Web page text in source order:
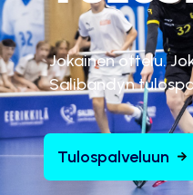
Jokainen ottelu.
Salibandyn
Tulospalveluun